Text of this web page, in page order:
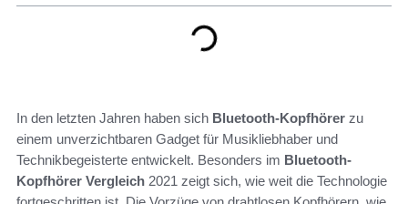
In den letzten Jahren haben sich Bluetooth-Kopfhörer zu
einem unverzichtbaren Gadget für Musikliebhaber und
Technikbegeisterte entwickelt. Besonders im Bluetooth-
Kopfhörer Vergleich 2021 zeigt sich, wie weit die Technologie